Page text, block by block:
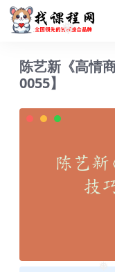
陈艺新《高情
0055】